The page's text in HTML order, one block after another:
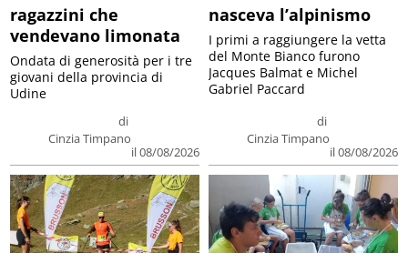
ragazzini che
vendevano limonata
di
Cinzia Timpano
il 08/08/2026
Ondata di generosità per i tre
giovani della provincia di
Udine
nasceva l’alpinismo
di
Cinzia Timpano
il 08/08/2026
I primi a raggiungere la vetta
del Monte Bianco furono
Jacques Balmat e Michel
Gabriel Paccard